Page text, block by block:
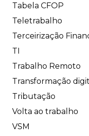
Tabela CFOP
Teletrabalho
Terceirização
TI
Trabalho Remoto
Transformação
Tributação
Volta ao trabalho
VSM